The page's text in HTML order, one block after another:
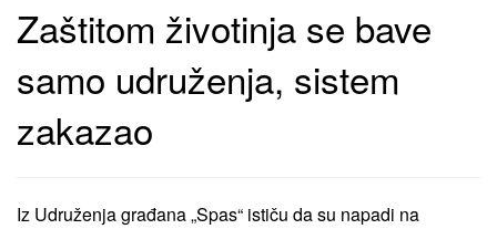
Zaštitom životinja se bave
samo udruženja, sistem
zakazao
Iz Udruženja građana „Spas“ ističu da su napadi na